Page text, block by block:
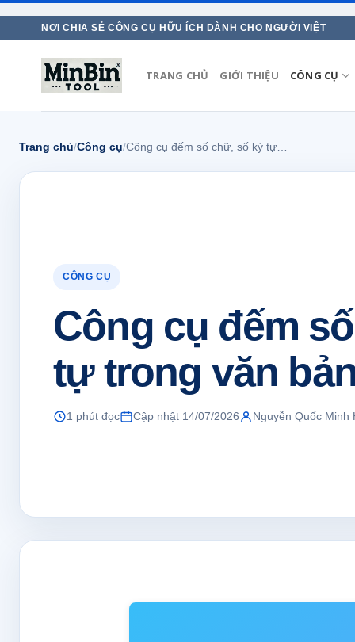
to
content
NƠI CHIA SẺ CÔNG CỤ HỮU ÍCH DÀNH CHO NGƯỜI VIỆT
TRANG CHỦ GIỚI THIỆU CÔNG CỤ
Trang chủ/Công cụ/Công cụ đếm số chữ, số ký tự…
CÔNG CỤ
Công cụ đếm
tự trong văn
1 phút đọc Cập nhật 14/07/2026 Nguyễn Quốc Minh